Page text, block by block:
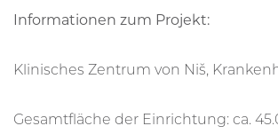
Informationen zum Projekt:
Klinisches Zentrum von Niš,
Gesamtfläche der Einrichtung: ca.